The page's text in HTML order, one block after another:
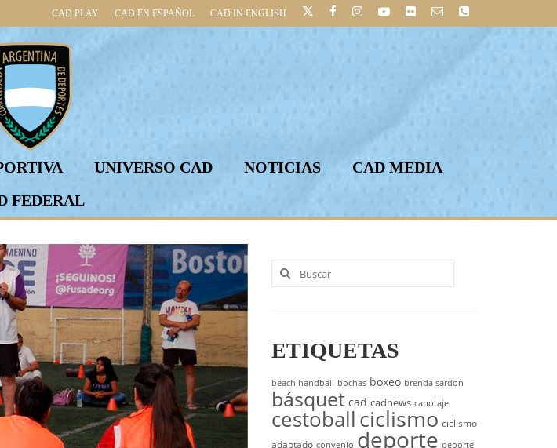
CAD PLAY CAD EN ESPAÑOL CAD IN ENGLISH
UNIVERSO CAD NOTICIAS
CAD MEDIA
FEDERAL
Buscar
por:
ETIQUETAS
beach handball bochas boxeo brenda sardon
básquet cad cadnews canotaje
cestoballciclismo ciclismo
adaptado convenio deporte deporte